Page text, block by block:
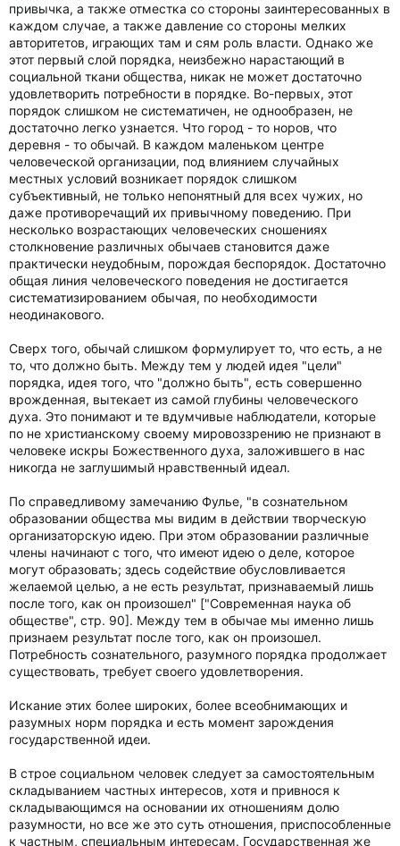
привычка, а также отместка со стороны заинтересованных в
каждом случае, а также давление со стороны мелких
авторитетов, играющих там и сям роль власти. Однако же
этот первый слой порядка, неизбежно нарастающий в
социальной ткани общества, никак не может достаточно
удовлетворить потребности в порядке. Во-первых, этот
порядок слишком не систематичен, не однообразен, не
достаточно легко узнается. Что город - то норов, что
деревня - то обычай. В каждом маленьком центре
человеческой организации, под влиянием случайных
местных условий возникает порядок слишком
субъективный, не только непонятный для всех чужих, но
даже противоречащий их привычному поведению. При
несколько возрастающих человеческих сношениях
столкновение различных обычаев становится даже
практически неудобным, порождая беспорядок. Достаточно
общая линия человеческого поведения не достигается
систематизированием обычая, по необходимости
неодинакового.
Сверх того, обычай слишком формулирует то, что есть, а не
то, что должно быть. Между тем у людей идея "цели"
порядка, идея того, что "должно быть", есть совершенно
врожденная, вытекает из самой глубины человеческого
духа. Это понимают и те вдумчивые наблюдатели, которые
по не христианскому своему мировоззрению не признают в
человеке искры Божественного духа, заложившего в нас
никогда не заглушимый нравственный идеал.
По справедливому замечанию Фулье, "в сознательном
образовании общества мы видим в действии творческую
организаторскую идею. При этом образовании различные
члены начинают с того, что имеют идею о деле, которое
могут образовать; здесь содействие обусловливается
желаемой целью, а не есть результат, признаваемый лишь
после того, как он произошел" ["Современная наука об
обществе", стр. 90]. Между тем в обычае мы именно лишь
признаем результат после того, как он произошел.
Потребность сознательного, разумного порядка продолжает
существовать, требует своего удовлетворения.
Искание этих более широких, более всеобнимающих и
разумных норм порядка и есть момент зарождения
государственной идеи.
В строе социальном человек следует за самостоятельным
складыванием частных интересов, хотя и привнося к
складывающимся на основании их отношениям долю
разумности, но все же это суть отношения, приспособленные
к частным, специальным интересам. Государственная же